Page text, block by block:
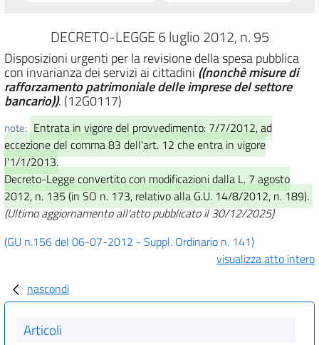
DECRETO-LEGGE 6 luglio 2012, n. 95
Disposizioni urgenti per la revisione della spesa pubblica
con invarianza dei servizi ai cittadini ((nonchè misure di
rafforzamento patrimoniale delle imprese del settore
bancario)). (12G0117)
note: Entrata in vigore del provvedimento: 7/7/2012, ad
eccezione del comma 83 dell'art. 12 che entra in vigore
l'1/1/2013.
Decreto-Legge convertito con modificazioni dalla L. 7 agosto
2012, n. 135 (in SO n. 173, relativo alla G.U. 14/8/2012, n. 189).
(Ultimo aggiornamento all'atto pubblicato il 30/12/2025)
(GU n.156 del 06-07-2012 - Suppl. Ordinario n. 141)
visualizza atto intero
nascondi
Articoli